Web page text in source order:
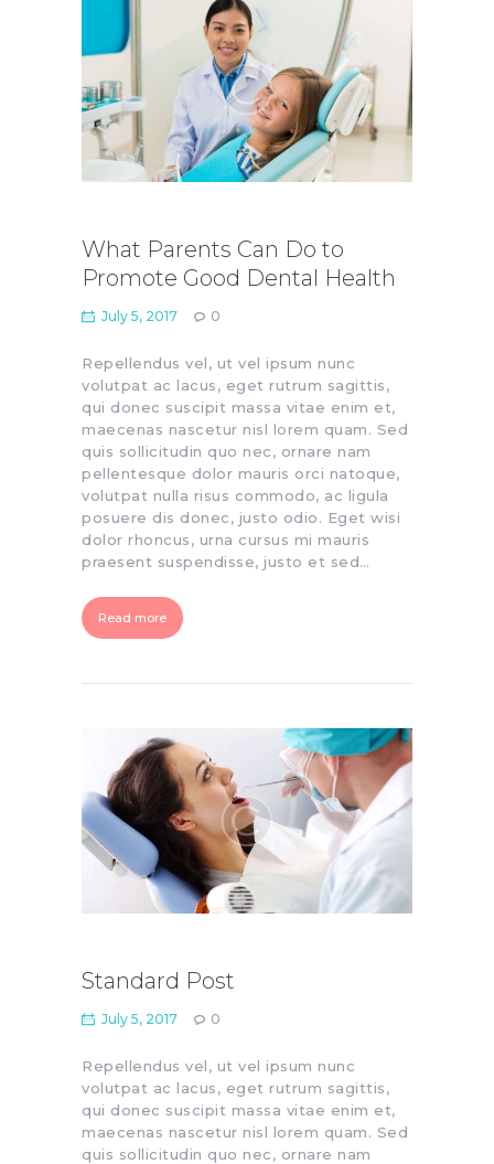
What Parents Can Do to
Promote Good Dental Health
July 5, 2017 0
Repellendus vel, ut vel ipsum nunc
volutpat ac lacus, eget rutrum sagittis,
qui donec suscipit massa vitae enim et,
maecenas nascetur nisl lorem quam. Sed
quis sollicitudin quo nec, ornare nam
pellentesque dolor mauris orci natoque,
volutpat nulla risus commodo, ac ligula
posuere dis donec, justo odio. Eget wisi
dolor rhoncus, urna cursus mi mauris
praesent suspendisse, justo et sed…
Read more
Standard Post
July 5, 2017 0
Repellendus vel, ut vel ipsum nunc
volutpat ac lacus, eget rutrum sagittis,
qui donec suscipit massa vitae enim et,
maecenas nascetur nisl lorem quam. Sed
quis sollicitudin quo nec, ornare nam